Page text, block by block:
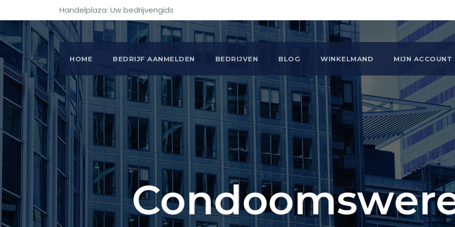
Handelplaza: Uw bedrijvengids
HOME BEDRIJF AANMELDEN BEDRIJVEN BLOG WINKELMAND MIJN ACCOUNT